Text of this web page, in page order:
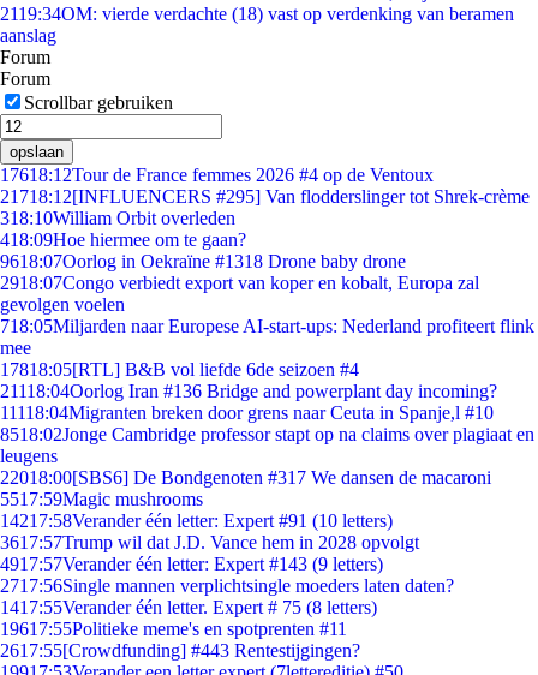
2119:34OM: vierde verdachte (18) vast op verdenking van beramen
aanslag
Forum
Forum
Scrollbar gebruiken
opslaan
17618:12Tour de France femmes 2026 #4 op de Ventoux
21718:12[INFLUENCERS #295] Van flodderslinger tot Shrek-crème
318:10William Orbit overleden
418:09Hoe hiermee om te gaan?
9618:07Oorlog in Oekraïne #1318 Drone baby drone
2918:07Congo verbiedt export van koper en kobalt, Europa zal
gevolgen voelen
718:05Miljarden naar Europese AI-start-ups: Nederland profiteert flink
mee
17818:05[RTL] B&B vol liefde 6de seizoen #4
21118:04Oorlog Iran #136 Bridge and powerplant day incoming?
11118:04Migranten breken door grens naar Ceuta in Spanje,l #10
8518:02Jonge Cambridge professor stapt op na claims over plagiaat en
leugens
22018:00[SBS6] De Bondgenoten #317 We dansen de macaroni
5517:59Magic mushrooms
14217:58Verander één letter: Expert #91 (10 letters)
3617:57Trump wil dat J.D. Vance hem in 2028 opvolgt
4917:57Verander één letter: Expert #143 (9 letters)
2717:56Single mannen verplichtsingle moeders laten daten?
1417:55Verander één letter. Expert # 75 (8 letters)
19617:55Politieke meme's en spotprenten #11
2617:55[Crowdfunding] #443 Rentestijgingen?